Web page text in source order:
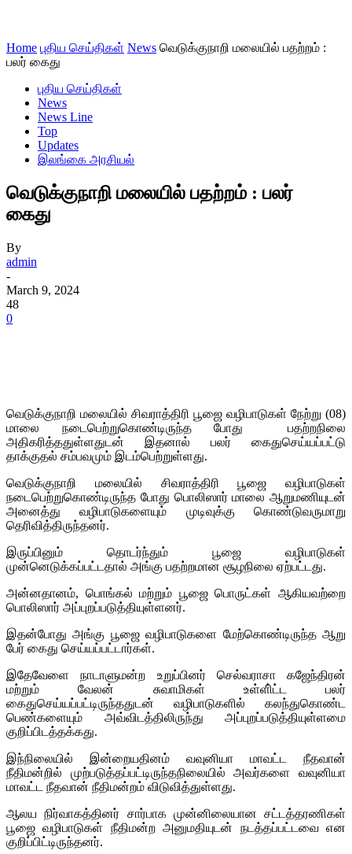
Home புதிய செய்திகள் News வெடுக்குநாறி மலையில் பதற்றம் :
பலர் கைது
புதிய செய்திகள்
News
News Line
Top
Updates
இலங்கை அரசியல்
வெடுக்குநாறி மலையில் பதற்றம் : பலர்
கைது
By
admin
-
March 9, 2024
48
0
வெடுக்குநாறி மலையில் சிவராத்திரி பூஜை வழிபாடுகள் நேற்று (08)
மாலை நடைபெற்றுகொண்டிருந்த போது பதற்றநிலை
அதிகரித்ததுள்ளதுடன் இதனால் பலர் கைதுசெய்யப்பட்டு
தாக்குதல் சம்பவமும் இடம்பெற்றுள்ளது.
வெடுக்குநாறி மலையில் சிவராத்திரி பூஜை வழிபாடுகள்
நடைபெற்றுகொண்டிருந்த போது பொலிஸார் மாலை ஆறுமணியுடன்
அனைத்து வழிபாடுகளையும் முடிவுக்கு கொண்டுவருமாறு
தெரிவித்திருந்தனர்.
இருப்பினும் தொடர்ந்தும் பூஜை வழிபாடுகள்
முன்னெடுக்கப்பட்டதால் அங்கு பதற்றமான சூழநிலை ஏற்பட்டது.
அன்னதானம், பொங்கல் மற்றும் பூஜை பொருட்கள் ஆகியவற்றை
பொலிஸார் அப்புறப்படுத்தியுள்ளனர்.
இதன்போது அங்கு பூஜை வழிபாடுகளை மேற்கொண்டிருந்த ஆறு
பேர் கைது செய்யப்பட்டார்கள்.
இதேவேளை நாடாளுமன்ற உறுப்பினர் செல்வராசா கஜேந்திரன்
மற்றும் வேலன் சுவாமிகள் உள்ளி்ட்ட பலர்
கைதுசெய்யப்பட்டிருந்ததுடன் வழிபாடுகளில் கலந்துகொண்ட
பெண்களையும் அவ்விடத்திலிருந்து அப்புறப்படுத்தியுள்ளமை
குறிப்பிடத்தக்கது.
இந்நிலையில் இன்றையதினம் வவுனியா மாவட்ட நீதவான்
நீதிமன்றில் முற்படுத்தப்பட்டிருந்தநிலையில் அவர்களை வவுனியா
மாவட்ட நீதவான் நீதிமன்றம் விடுவித்துள்ளது.
ஆலய நிர்வாகத்தினர் சார்பாக முன்னிலையான சட்டத்தரணிகள்
பூஜை வழிபாடுகள் நீதிமன்ற அனுமதியுடன் நடத்தப்பட்டவை என
குறிப்பிட்டிருந்தனர்.